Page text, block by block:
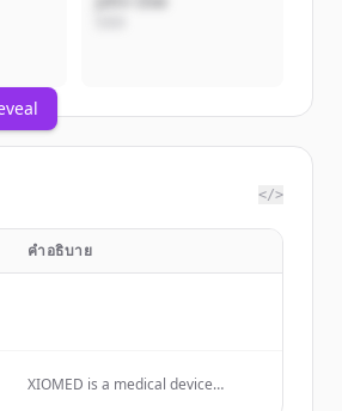
</>
คำอธิบาย
XIOMED is a medical device